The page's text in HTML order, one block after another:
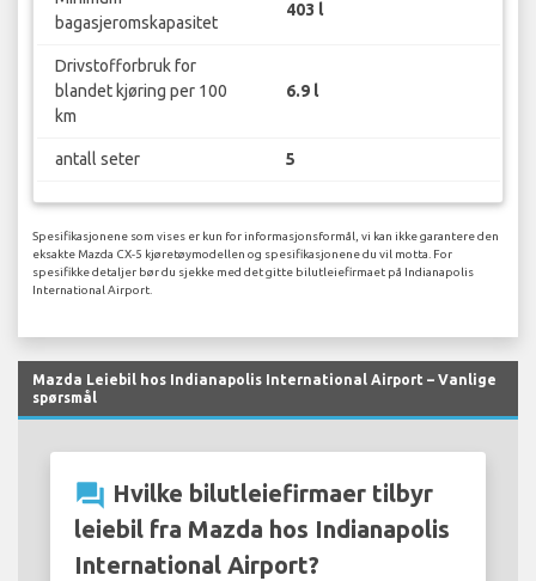
bagasjeromskapasitet
403 l
Drivstofforbruk for
blandet kjøring per 100
km
6.9 l
antall seter 5
Spesifikasjonene som vises er kun for informasjonsformål, vi kan ikke garantere den
eksakte Mazda CX-5 kjøretøymodellen og spesifikasjonene du vil motta. For
spesifikke detaljer bør du sjekke med det gitte bilutleiefirmaet på Indianapolis
International Airport.
Mazda Leiebil hos Indianapolis International Airport – Vanlige
spørsmål
question_answer Hvilke bilutleiefirmaer tilbyr
leiebil fra Mazda hos Indianapolis
International Airport?